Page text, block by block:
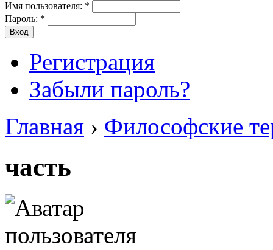
Имя пользователя: *
Пароль: *
Регистрация
Забыли пароль?
Главная › Философские
часть